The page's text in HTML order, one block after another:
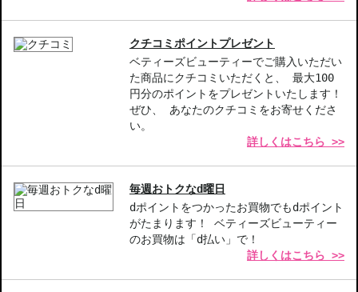
アジア人向け-アジア人の髪に最適な色合いを実現
無限のバリエーション-12色から選べ、自由な色表現が可能
髪のケア効果-髪の状態を整え、美しい仕上がりをサポート
【こんな方へおすすめ】
自宅で手軽にヘアカラーを楽しみたい方
理想の色を実現したい方
クチコミポイントプレゼント
ベティーズビューティーでご購入いただい
た商品にクチコミいただくと、 最大100
円分のポイントをプレゼントいたします！
ぜひ、 あなたのクチコミをお寄せくださ
い。
詳しくはこちら >>
毎週おトクなd曜日
dポイントをつかったお買物でもdポイント
がたまります！ ベティーズビューティー
のお買物は「d払い」で！
詳しくはこちら >>